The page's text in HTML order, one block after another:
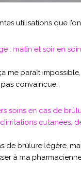
utilisations que
: matin et soir en
me paraît impossible,
convaincue.
soins en cas de
cutanées,
de brûlure légère,
à ma